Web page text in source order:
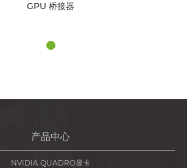
GPU 桥接器
产品中心
NVIDIA QUADRO显卡